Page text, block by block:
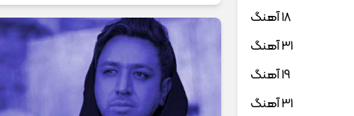
18 آهنگ
31 آهنگ
19 آهنگ
31 آهنگ